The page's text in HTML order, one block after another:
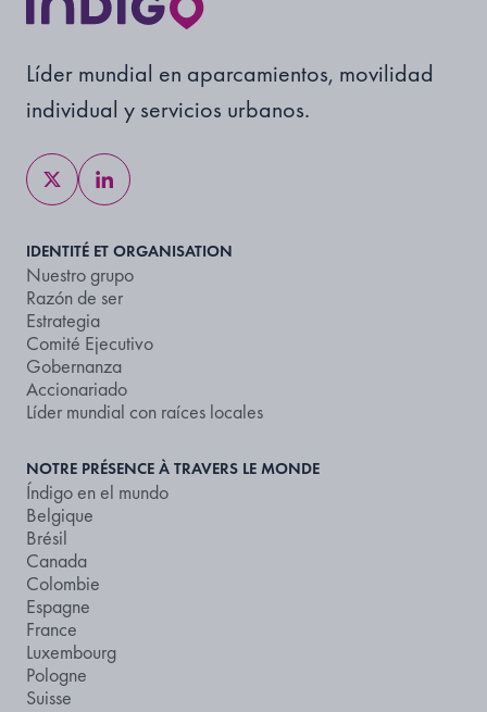
Líder mundial en aparcamientos, movilidad
individual y servicios urbanos.
IDENTITÉ ET ORGANISATION
Nuestro grupo
Razón de ser
Estrategia
Comité Ejecutivo
Gobernanza
Accionariado
Líder mundial con raíces locales
NOTRE PRÉSENCE À TRAVERS LE MONDE
Índigo en el mundo
Belgique
Brésil
Canada
Colombie
Espagne
France
Luxembourg
Pologne
Suisse